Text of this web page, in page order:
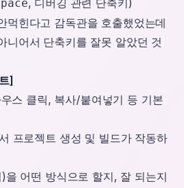
, 디버깅 관련 단축키)
먹힌다고 감독관을 호출했었는데
니어서 단축키를 잘못 알았던 것
]
스 클릭, 복사/붙여넣기 등 기본
프로젝트 생성 및 빌드가 작동하
을 어떤 방식으로 할지, 잘 되는지